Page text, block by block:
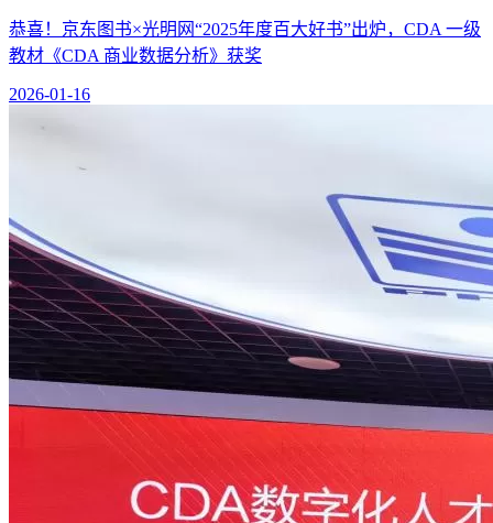
恭喜！京东图书×光明网“2025年度百大好书”出炉，CDA 一级
教材《CDA 商业数据分析》获奖
2026-01-16